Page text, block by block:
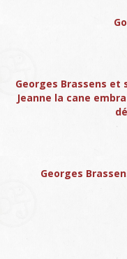
Georges Brassens et
Jeanne la cane
Georges